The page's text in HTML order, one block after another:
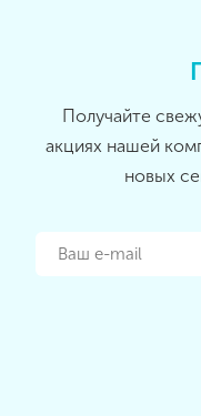
Получайте
акциях нашей
новых